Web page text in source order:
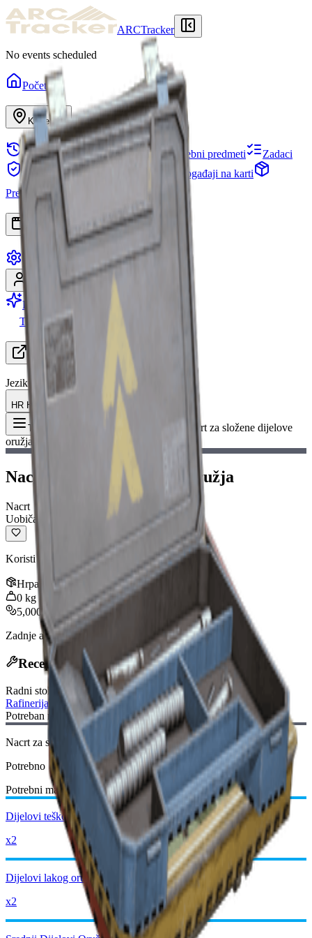
ARCTracker
No events scheduled
Početna
Karte
Povijest prepada Skladište Potrebni predmeti
Zadaci
Sklonište
Projekti
Događaji na karti
Predmeti
Sezone Stablo vještina
Aplikacije
Prijavi se Registriraj se
Postani Premium
Tražim grupu
Resursi
Jezik
HR Hrvatski
Toggle Menu
Nacrt za složene dijelove
oružja
Nacrt za složene dijelove oružja
Nacrt
Uobičajeno
Koristi se za izradu naprednog oružja.
Hrpa
0 kg
5,000
Zadnje ažuriranje
Recept za izradu
Radni stol
Rafinerija
Potreban nacrt:
Nacrt za složene dijelove oružja
Potrebno
Potrebni materijali:
Dijelovi teškog oružja
x2
Dijelovi lakog oružja
x2